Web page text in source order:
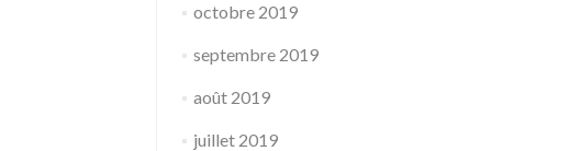
octobre 2019
septembre 2019
août 2019
juillet 2019